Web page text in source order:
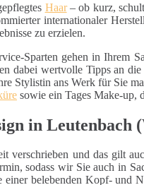
Haar– ob kurz,
internationaler
zu erzielen.
Sparten gehen in Ihrem
dabei wertvolle Tipps an die
Stylistin ans Werk für Sie
sowie ein Tages Make-up,
in Leutenbach
verschrieben und das gilt
sodass wir Sie auch in
belebenden Kopf- und